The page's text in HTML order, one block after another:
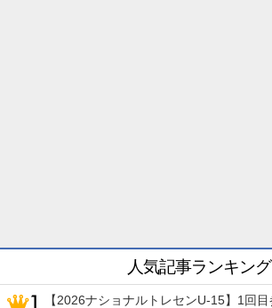
人気記事ランキング
【2026ナショナルトレセンU-15】1回